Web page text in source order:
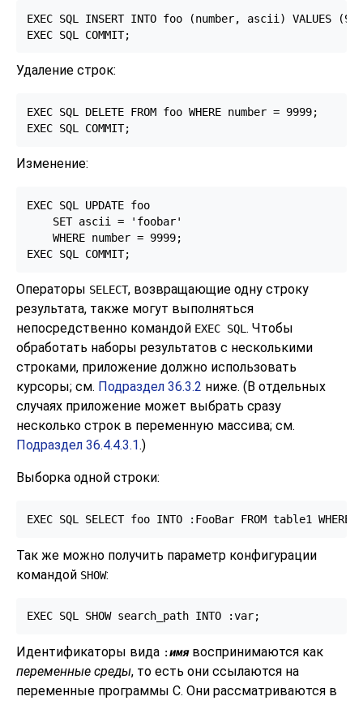
EXEC SQL INSERT INTO foo (number, ascii) VALUES
EXEC SQL COMMIT;
Удаление строк:
EXEC SQL DELETE FROM foo WHERE number = 9999;
EXEC SQL COMMIT;
Изменение:
EXEC SQL UPDATE foo
    SET ascii = 'foobar'
    WHERE number = 9999;
EXEC SQL COMMIT;
Операторы SELECT, возвращающие одну строку
результата, также могут выполняться
непосредственно командой EXEC SQL. Чтобы
обработать наборы результатов с несколькими
строками, приложение должно использовать
курсоры; см. Подраздел 36.3.2 ниже. (В отдельных
случаях приложение может выбрать сразу
несколько строк в переменную массива; см.
Подраздел 36.4.4.3.1.)
Выборка одной строки:
EXEC SQL SELECT foo INTO :FooBar FROM table1
Так же можно получить параметр конфигурации
командой SHOW:
EXEC SQL SHOW search_path INTO :var;
Идентификаторы вида :имявоспринимаются как
переменные среды, то есть они ссылаются на
переменные программы C. Они рассматриваются в